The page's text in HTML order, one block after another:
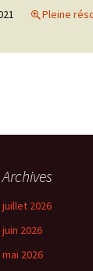
Pleine
Archives
juillet 2026
juin 2026
mai 2026